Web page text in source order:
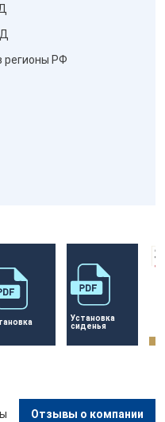
регионы РФ
Установка
сиденья
Отзывы о компании